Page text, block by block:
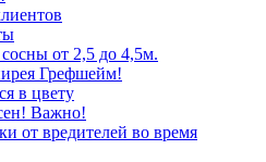
от 2,5 до 4,5м.
Грефшейм!
в цвету
Важно!
от вредителей во время